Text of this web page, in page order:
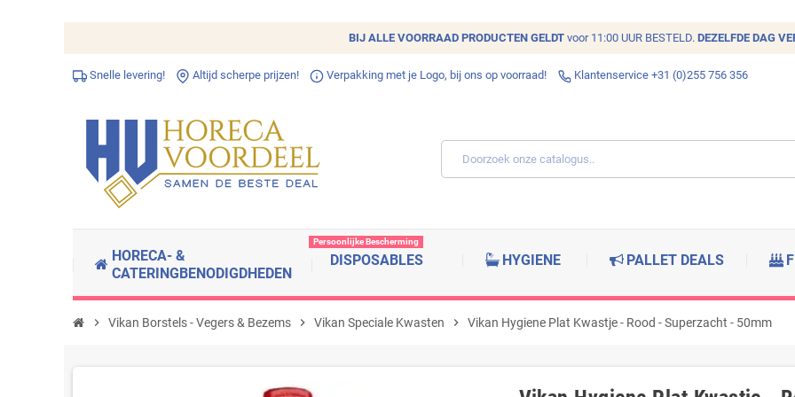
BIJ ALLE VOORRAAD PRODUCTEN GELDT voor 11:00 UUR BESTELD. DEZELFDE DAG
Snelle levering! Altijd scherpe prijzen! Verpakking met je Logo, bij ons op voorraad! Klantenservice +31 (0)255 756 356
HORECA- &
CATERINGBENODIGDHEDEN
DISPOSABLES
Persoonlijke Bescherming
HYGIENE PALLET DEALS
chevron_right Vikan Borstels - Vegers & Bezems chevron_right Vikan Speciale Kwasten chevron_right Vikan Hygiene Plat Kwastje - Rood - Superzacht - 50mm